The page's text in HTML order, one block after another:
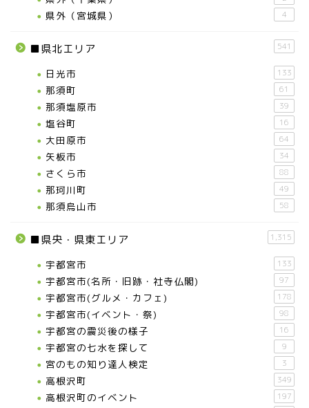
県外（宮城県） 4
■県北エリア 541
日光市 133
那須町 61
那須塩原市 39
塩谷町 16
大田原市 64
矢板市 34
さくら市 88
那珂川町 49
那須烏山市 58
■県央・県東エリア 1,315
宇都宮市 133
宇都宮市(名所・旧跡・社寺仏閣) 97
宇都宮市(グルメ・カフェ) 178
宇都宮市(イベント・祭) 98
宇都宮の震災後の様子 16
宇都宮の七水を探して 9
宮のもの知り達人検定 3
高根沢町 349
高根沢町のイベント 197